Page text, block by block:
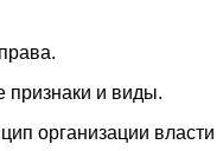
признаки и виды.
организации власти